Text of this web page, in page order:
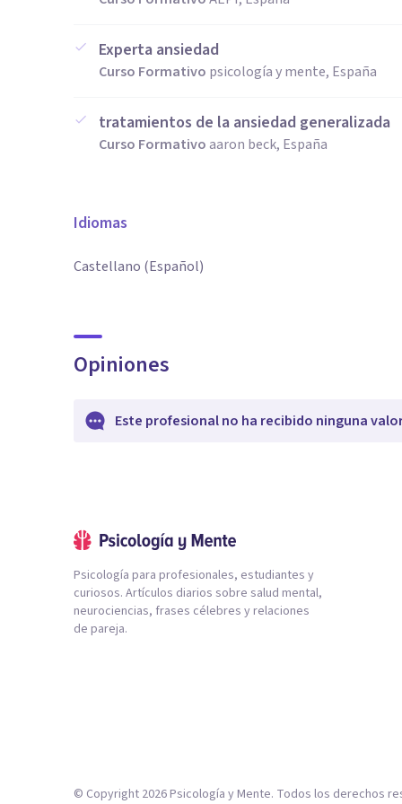
Experta ansiedad
Curso Formativo psicología y mente, España
tratamientos de la ansiedad generalizada
Curso Formativoaaron beck, España
Idiomas
Castellano (Español)
Opiniones
Este profesional no ha recibido ninguna
Psicología para profesionales, estudiantes y
curiosos. Artículos diarios sobre salud mental,
neurociencias, frases célebres y relaciones
de pareja.
© Copyright 2026Psicología y Mente. Todos los derechos